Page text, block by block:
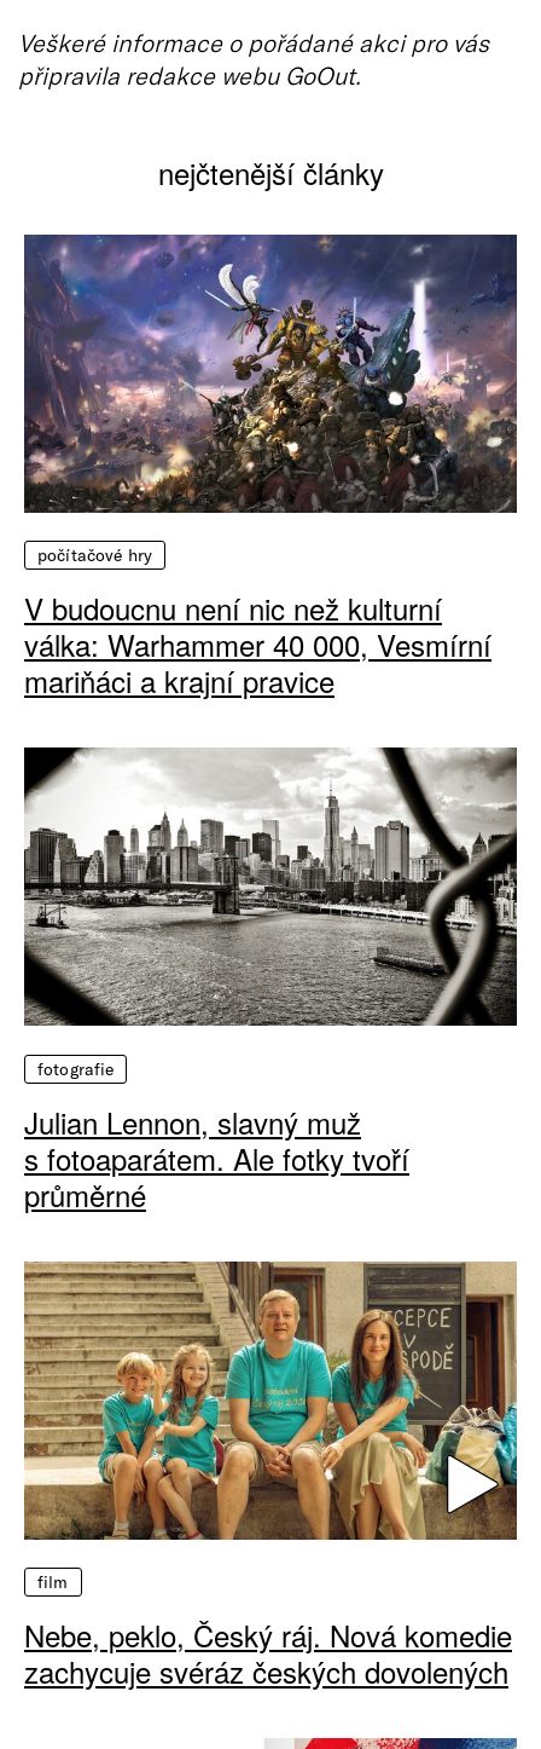
Veškeré informace o pořádané akci pro vás
připravila redakce webu GoOut.
nejčtenější články
počítačové hry
V budoucnu není nic než kulturní
válka: Warhammer 40 000, Vesmírní
mariňáci a krajní pravice
fotografie
Julian Lennon, slavný muž
s fotoaparátem. Ale fotky tvoří
průměrné
film
Nebe, peklo, Český ráj. Nová komedie
zachycuje svéráz českých dovolených